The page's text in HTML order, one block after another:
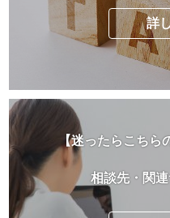
詳
【迷ったらこちら
相談先・関